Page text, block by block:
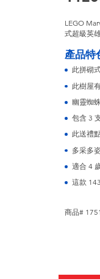
LEGO
式超級英
產品特
此拼砌
此樹屋
幽靈蜘
包含 3
此送禮
多采多
適合 4
這款
商品#